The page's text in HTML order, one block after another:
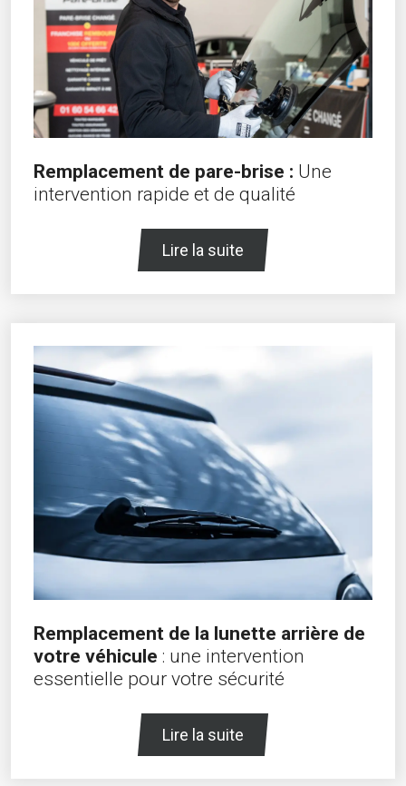
Remplacement de pare-brise : Une
intervention rapide et de qualité
Lire la suite
Remplacement de la lunette arrière de
votre véhicule : une intervention
essentielle pour votre sécurité
Lire la suite